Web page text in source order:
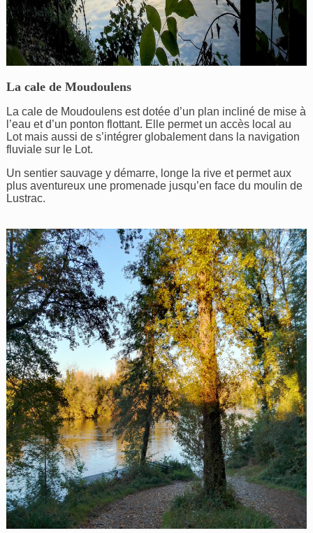
La cale de Moudoulens
La cale de Moudoulens est dotée d’un plan incliné de mise à
l’eau et d’un ponton flottant. Elle permet un accès local au
Lot mais aussi de s’intégrer globalement dans la navigation
fluviale sur le Lot.
Un sentier sauvage y démarre, longe la rive et permet aux
plus aventureux une promenade jusqu’en face du moulin de
Lustrac.